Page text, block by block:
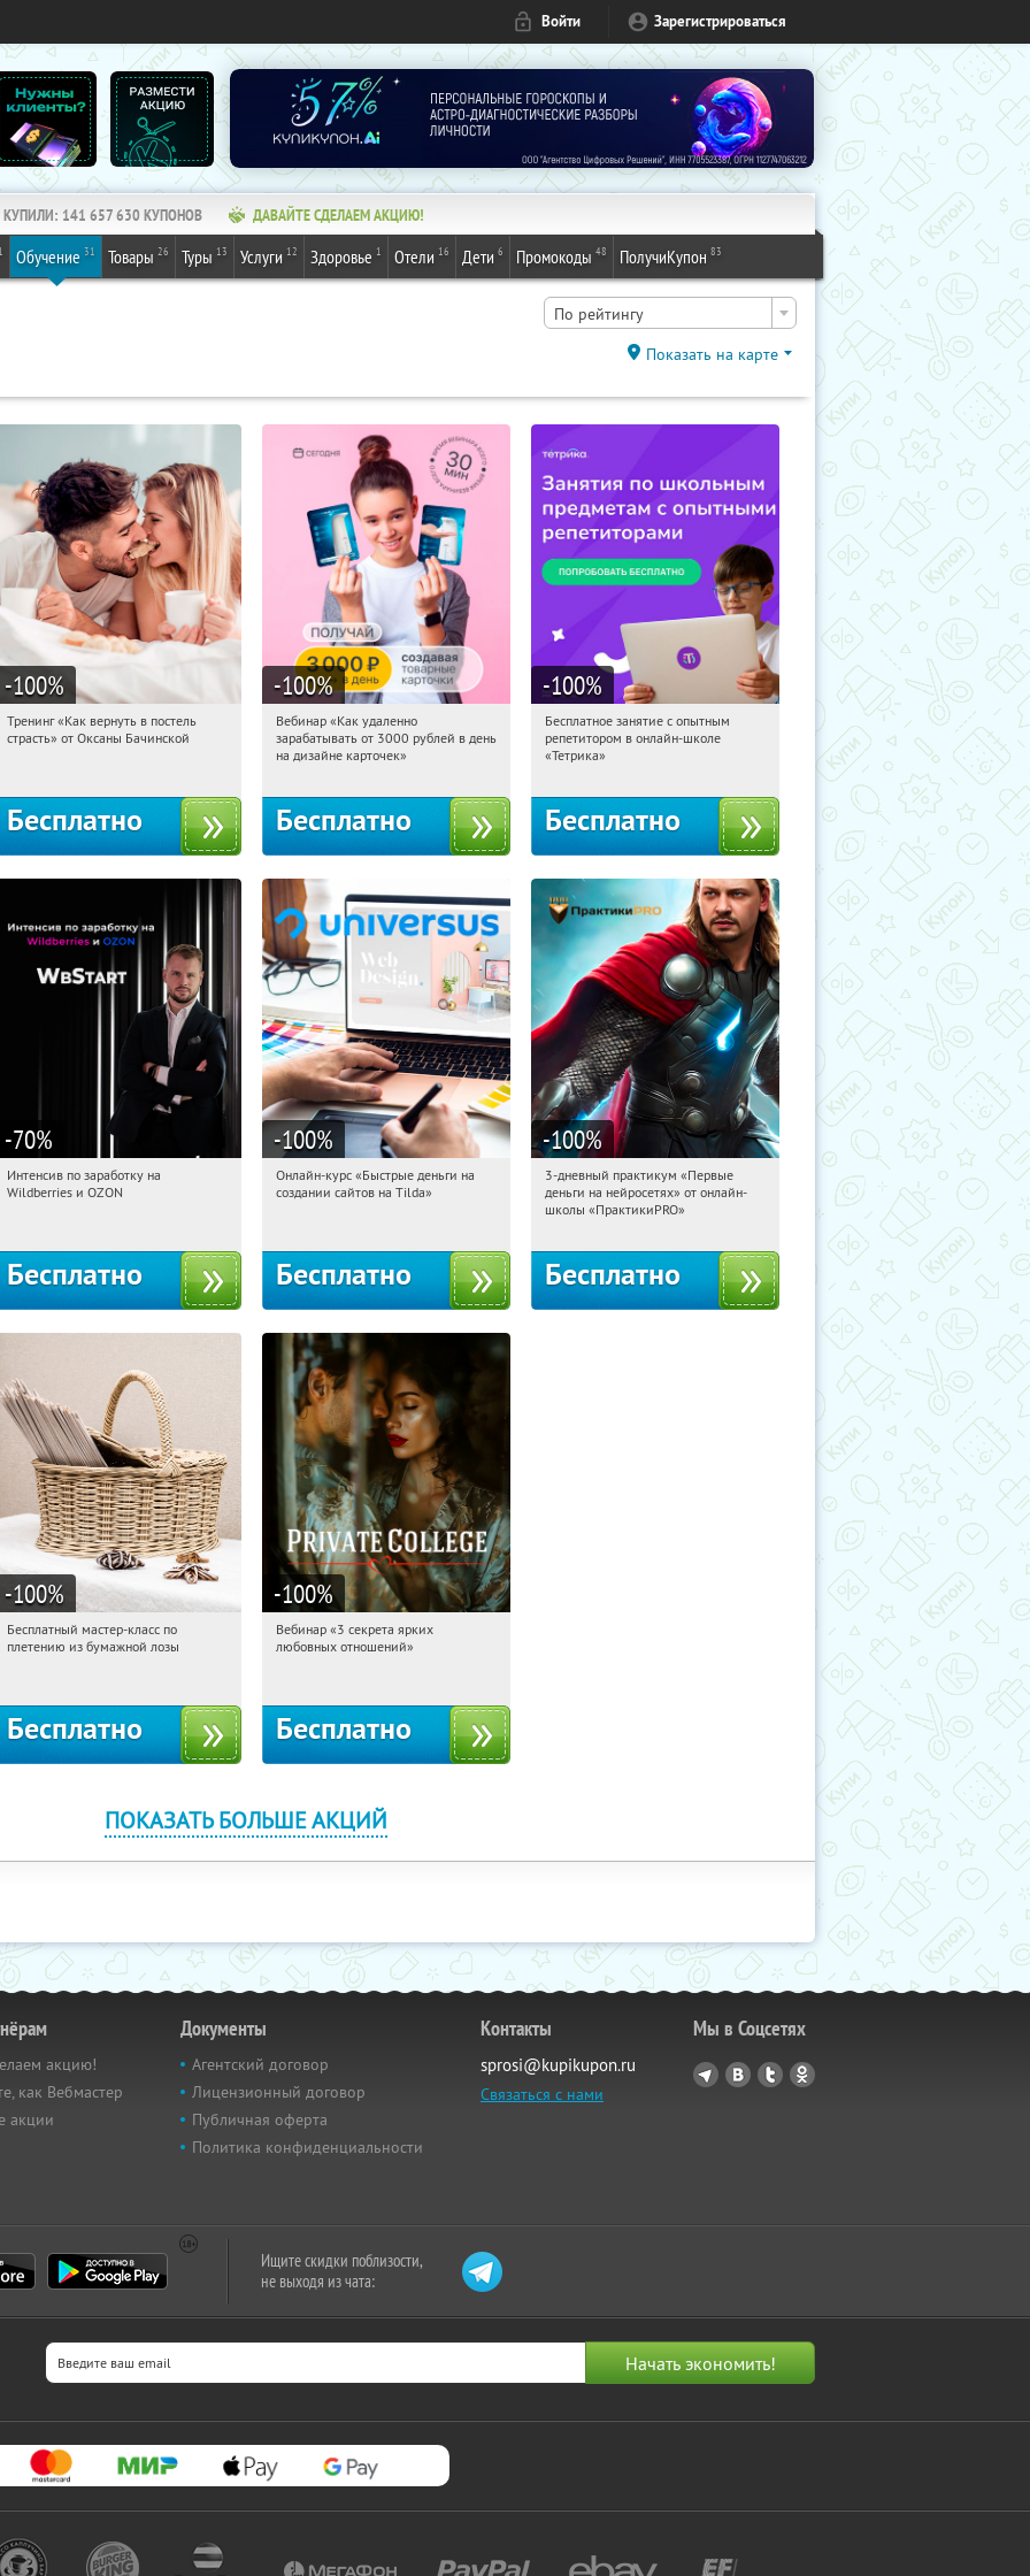
Войти Зарегистрироваться
КУПИЛИ: 141 657 630КУПОНОВ ДАВАЙТЕ СДЕЛАЕМ АКЦИЮ!
1 Обучение 31 Товары 26 Туры 13 Услуги 12 Здоровье 1 Отели 16 Дети 6 Промокоды 48 ПолучиКупон 83
По рейтингу
Показать на карте
-100%
20:52:54 Получили:
Тренинг «Как вернуть в постель
страсть» от Оксаны Бачинской
Бесплатно
-100%
20:52:54 Получили:
Россия
Вебинар «Как удаленно
зарабатывать от 3000 рублей в день
на дизайне карточек»
Бесплатно
-100%
20:52:54 Получили:
Москва, Россия
Бесплатное занятие с опытным
репетитором в онлайн-школе
«Тетрика»
Бесплатно
-70%
20:52:54 Получили:
Интенсив по заработку на
Wildberries и OZON
Бесплатно
-100%
20:52:54 Получили:
Онлайн-курс «Быстрые деньги на
создании сайтов на Tilda»
Бесплатно
-100%
20:52:54 Получили:
Россия
3-дневный практикум «Первые
деньги на нейросетях» от онлайн-
школы «ПрактикиPRO»
Бесплатно
-100%
20:52:54 Получили:
Бесплатный мастер-класс по
плетению из бумажной лозы
Бесплатно
-100%
20:52:54 Получили:
Вебинар «3 секрета ярких
любовных отношений»
Бесплатно
ПОКАЗАТЬ БОЛЬШЕ АКЦИЙ
акцию!
как Вебмастер
акции
Документы
Агентский договор
Лицензионный договор
Публичная оферта
Политика конфиденциальности
Контакты
sprosi@kupikupon.ru
Связаться с нами
Мы в Соцсетях
Ищите скидки поблизости,
не выходя из чата: